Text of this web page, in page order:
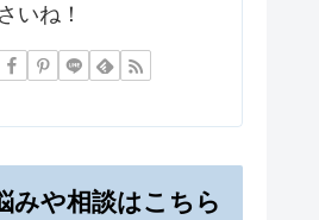
いね！
みや相談はこちら